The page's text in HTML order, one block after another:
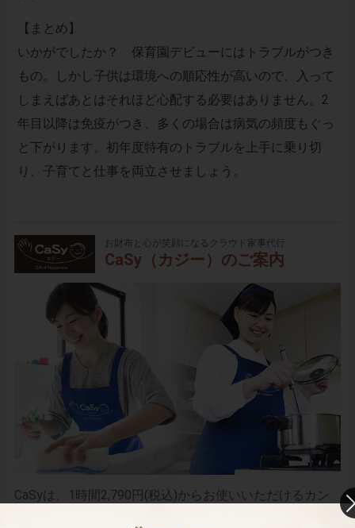
【まとめ】
いかがでしたか？ 保育園デビューにはトラブルがつき
もの。しかし子供は環境への順応性が高いので、入って
しまえばあとはそれほど心配する必要はありません。2
年目以降は免疫がつき、多くの場合は病気の頻度もぐっ
と下がります。初年度特有のトラブルを上手に乗り切
り、子育てと仕事を両立させましょう。
お財布と心が笑顔になるクラウド家事代行
CaSy（カジー）のご案内
CaSyは、1時間2,790円(税込)からお使いいただけるカン